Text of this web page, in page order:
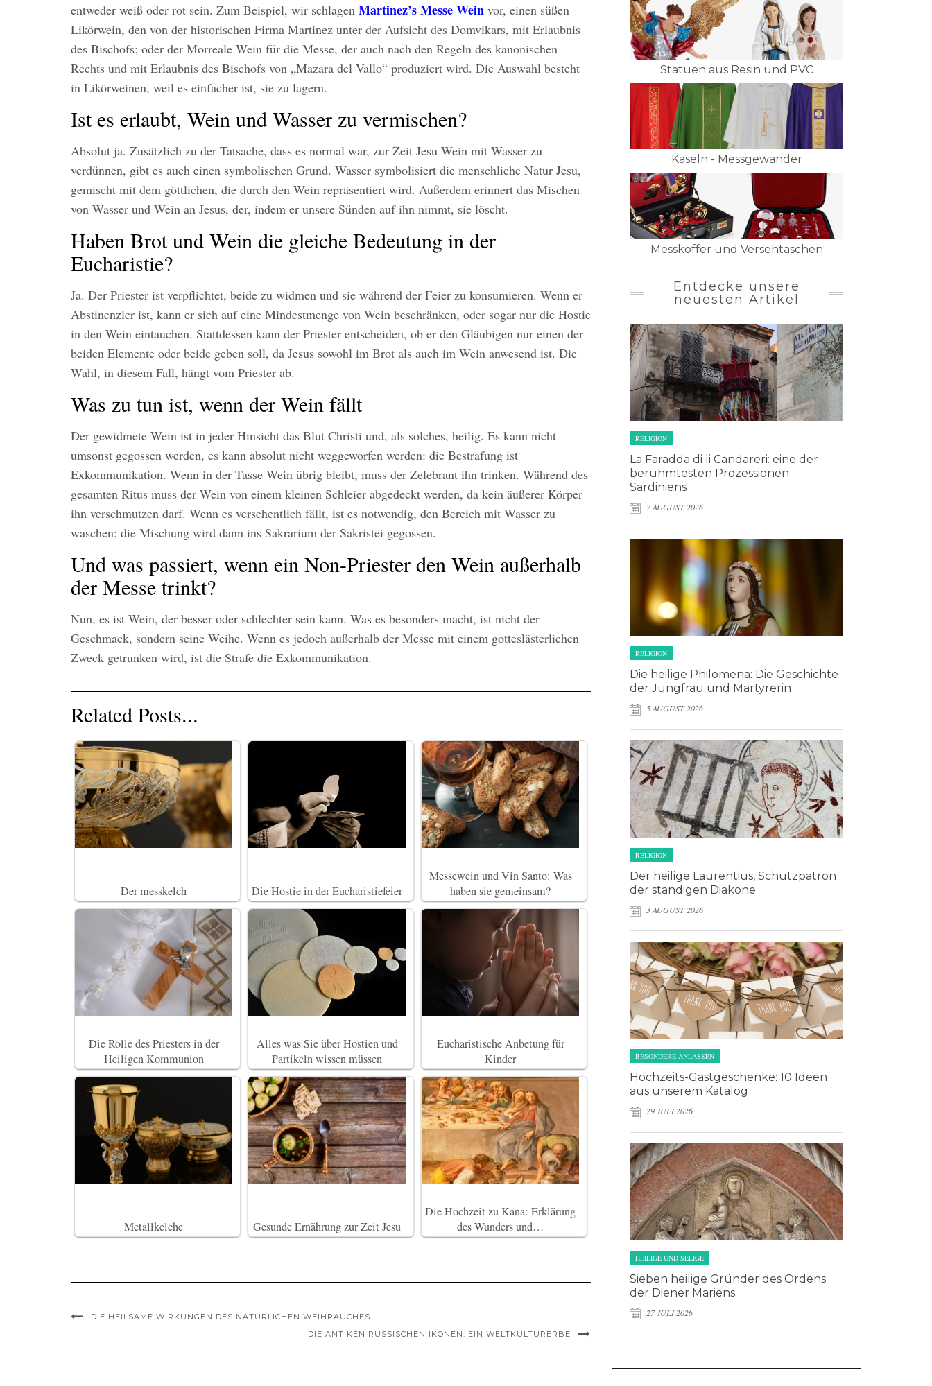
entweder weiß oder rot sein. Zum Beispiel, wir schlagen Martinez’s Messe Wein vor, einen süßen
Likörwein, den von der historischen Firma Martinez unter der Aufsicht des Domvikars, mit Erlaubnis
des Bischofs; oder der Morreale Wein für die Messe, der auch nach den Regeln des kanonischen
Rechts und mit Erlaubnis des Bischofs von „Mazara del Vallo“ produziert wird. Die Auswahl besteht
in Likörweinen, weil es einfacher ist, sie zu lagern.
Ist es erlaubt, Wein und Wasser zu vermischen?
Absolut ja. Zusätzlich zu der Tatsache, dass es normal war, zur Zeit Jesu Wein mit Wasser zu
verdünnen, gibt es auch einen symbolischen Grund. Wasser symbolisiert die menschliche Natur Jesu,
gemischt mit dem göttlichen, die durch den Wein repräsentiert wird. Außerdem erinnert das Mischen
von Wasser und Wein an Jesus, der, indem er unsere Sünden auf ihn nimmt, sie löscht.
Haben Brot und Wein die gleiche Bedeutung in der
Eucharistie?
Ja. Der Priester ist verpflichtet, beide zu widmen und sie während der Feier zu konsumieren. Wenn er
Abstinenzler ist, kann er sich auf eine Mindestmenge von Wein beschränken, oder sogar nur die Hostie
in den Wein eintauchen. Stattdessen kann der Priester entscheiden, ob er den Gläubigen nur einen der
beiden Elemente oder beide geben soll, da Jesus sowohl im Brot als auch im Wein anwesend ist. Die
Wahl, in diesem Fall, hängt vom Priester ab.
Was zu tun ist, wenn der Wein fällt
Der gewidmete Wein ist in jeder Hinsicht das Blut Christi und, als solches, heilig. Es kann nicht
umsonst gegossen werden, es kann absolut nicht weggeworfen werden: die Bestrafung ist
Exkommunikation. Wenn in der Tasse Wein übrig bleibt, muss der Zelebrant ihn trinken. Während des
gesamten Ritus muss der Wein von einem kleinen Schleier abgedeckt werden, da kein äußerer Körper
ihn verschmutzen darf. Wenn es versehentlich fällt, ist es notwendig, den Bereich mit Wasser zu
waschen; die Mischung wird dann ins Sakrarium der Sakristei gegossen.
Und was passiert, wenn ein Non-Priester den Wein außerhalb
der Messe trinkt?
Nun, es ist Wein, der besser oder schlechter sein kann. Was es besonders macht, ist nicht der
Geschmack, sondern seine Weihe. Wenn es jedoch außerhalb der Messe mit einem gotteslästerlichen
Zweck getrunken wird, ist die Strafe die Exkommunikation.
Related Posts...
Der messkelch Die Hostie in der Eucharistiefeier
Messewein und Vin Santo: Was
haben sie gemeinsam?
Die Rolle des Priesters in der
Heiligen Kommunion
Alles was Sie über Hostien und
Partikeln wissen müssen
Eucharistische Anbetung für
Kinder
Metallkelche Gesunde Ernährung zur Zeit Jesu
Die Hochzeit zu Kana: Erklärung
des Wunders und…
DIE HEILSAME WIRKUNGEN DES NATÜRLICHEN WEIHRAUCHES
DIE ANTIKEN RUSSISCHEN IKONEN: EIN WELTKULTURERBE
Statuen aus Resin und PVC
Kaseln - Messgewänder
Messkoffer und Versehtaschen
Entdecke unsere
neuesten Artikel
RELIGION
La Faradda di li Candareri: eine der
berühmtesten Prozessionen
Sardiniens
7 AUGUST 2026
RELIGION
Die heilige Philomena: Die Geschichte
der Jungfrau und Märtyrerin
5 AUGUST 2026
RELIGION
Der heilige Laurentius, Schutzpatron
der ständigen Diakone
3 AUGUST 2026
BESONDERE ANLÄSSEN
Hochzeits-Gastgeschenke: 10 Ideen
aus unserem Katalog
29 JULI 2026
HEILIGE UND SELIGE
Sieben heilige Gründer des Ordens
der Diener Mariens
27 JULI 2026